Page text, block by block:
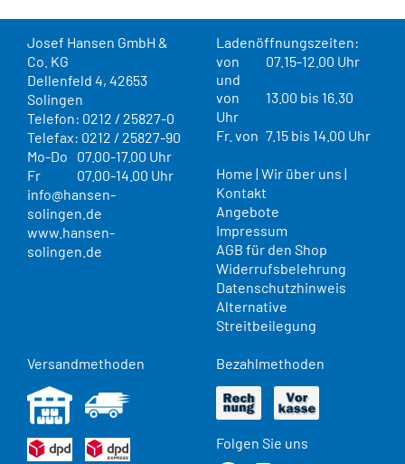
Josef Hansen GmbH &
Co. KG
Dellenfeld 4, 42653
Solingen
Telefon: 0212 / 25827-0
Telefax: 0212 / 25827-90
Mo-Do
07.00-17.00 Uhr
Fr
07.00-14.00 Uhr
info@hansen-
solingen.de
www.hansen-
solingen.de
Ladenöffnungszeiten:
von
07.15-12.00 Uhr
und
von
13.00 bis 16.30
Uhr
Fr. von 7.15 bis 14.00 Uhr
Home | Wir über uns |
Kontakt
Angebote
Impressum
AGB für den Shop
Widerrufsbelehrung
Datenschutzhinweis
Alternative
Streitbeilegung
Versandmethoden Bezahlmethoden
Folgen Sie uns